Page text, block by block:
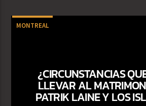
MONTREAL
¿CIRCUNSTANCIAS
LLEVAR AL
PATRIK LAINE Y LOS